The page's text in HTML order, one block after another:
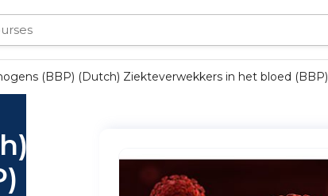
(BBP) (Dutch) Ziekteverwekkers in het bloed (BBP)